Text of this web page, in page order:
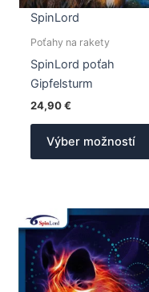
SpinLord
Poťahy na rakety
SpinLord poťah
Gipfelsturm
24,90€
Výber možností